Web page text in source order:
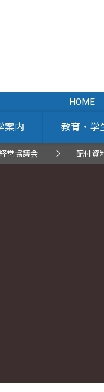
HOME
案内 教育・学
経営協議会 配付資